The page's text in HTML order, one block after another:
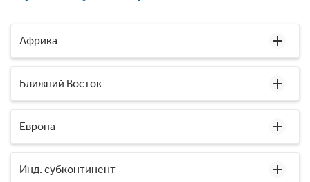
Африка
Ближний Восток
Европа
Инд. субконтинент